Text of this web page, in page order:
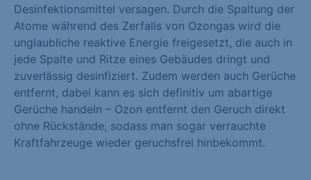
Desinfektionsmittel versagen. Durch die Spaltung der
Atome während des Zerfalls von Ozongas wird die
unglaubliche reaktive Energie freigesetzt, die auch in
jede Spalte und Ritze eines Gebäudes dringt und
zuverlässig desinfiziert. Zudem werden auch Gerüche
entfernt, dabei kann es sich definitiv um abartige
Gerüche handeln – Ozon entfernt den Geruch direkt
ohne Rückstände, sodass man sogar verrauchte
Kraftfahrzeuge wieder geruchsfrei hinbekommt.